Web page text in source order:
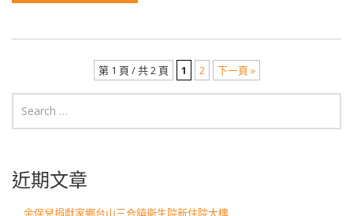
Post navigation
第 1 頁 / 共 2 頁 1 2 下一頁 »
近期文章
余保兒捐獻家鄉台山三合鎮衛生院新住院大樓